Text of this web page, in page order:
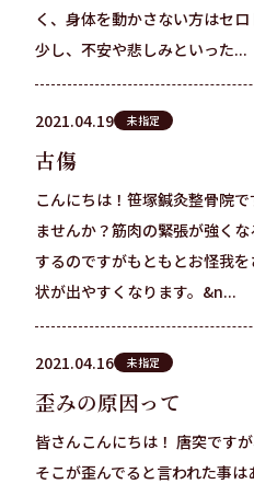
く、身体を動かさない方はセ
少し、不安や悲しみといった...
2021.04.19 未指定
古傷
こんにちは！笹塚鍼灸整骨院
ませんか？筋肉の緊張が強く
するのですがもともとお怪我
状が出やすくなります。&n...
2021.04.16 未指定
歪みの原因って
皆さんこんにちは！ 唐突です
そこが歪んでると言われた事